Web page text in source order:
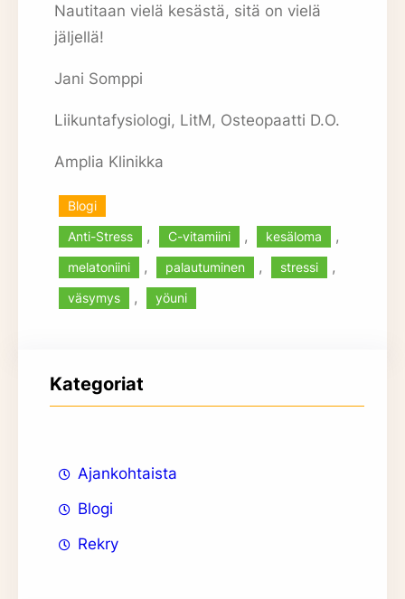
Nautitaan vielä kesästä, sitä on vielä
jäljellä!
Jani Somppi
Liikuntafysiologi, LitM, Osteopaatti D.O.
Amplia Klinikka
Blogi
Anti-Stress
, C-vitamiini , kesäloma ,
melatoniini , palautuminen , stressi ,
väsymys , yöuni
Kategoriat
Ajankohtaista
Blogi
Rekry